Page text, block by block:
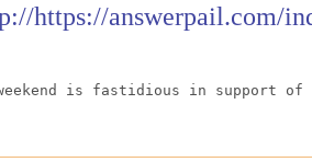
https://answerpail.com/
is fastidious in support of